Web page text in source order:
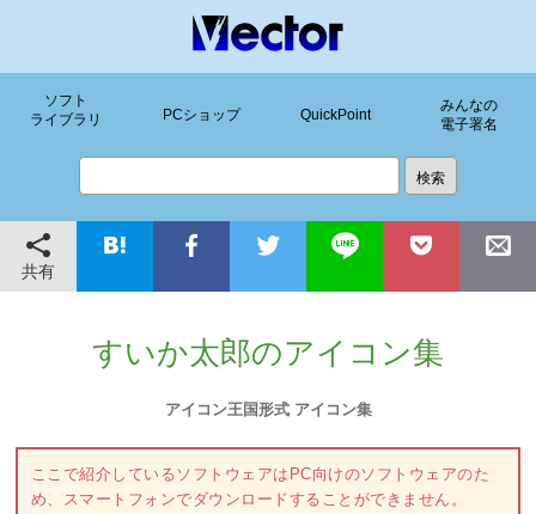
ソフト
ライブラリ
PCショップ QuickPoint
みんなの
電子署名
共有
すいか太郎のアイコン集
アイコン王国形式 アイコン集
ここで紹介しているソフトウェアはPC向けのソフトウェアのた
め、スマートフォンでダウンロードすることができません。